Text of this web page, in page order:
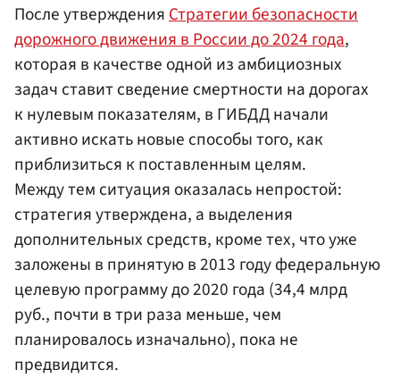
После утвержденияСтратегии безопасности
дорожного движения в России до 2024 года,
которая в качестве одной из амбициозных
задач ставит сведение смертности на дорогах
к нулевым показателям, в ГИБДД начали
активно искать новые способы того, как
приблизиться к поставленным целям.
Между тем ситуация оказалась непростой:
стратегия утверждена, а выделения
дополнительных средств, кроме тех, что уже
заложены в принятую в 2013 году федеральную
целевую программу до 2020 года (34,4 млрд
руб., почти в три раза меньше, чем
планировалось изначально), пока не
предвидится.